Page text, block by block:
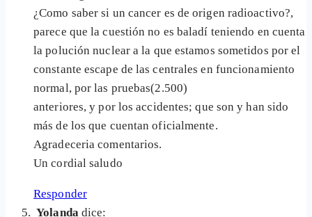
¿Como saber si un cancer es de origen radioactivo?,
parece que la cuestión no es baladí teniendo en cuenta
la polución nuclear a la que estamos sometidos por el
constante escape de las centrales en funcionamiento
normal, por las pruebas(2.500)
anteriores, y por los accidentes; que son y han sido
más de los que cuentan oficialmente.
Agradeceria comentarios.
Un cordial saludo
Responder
Yolanda dice: